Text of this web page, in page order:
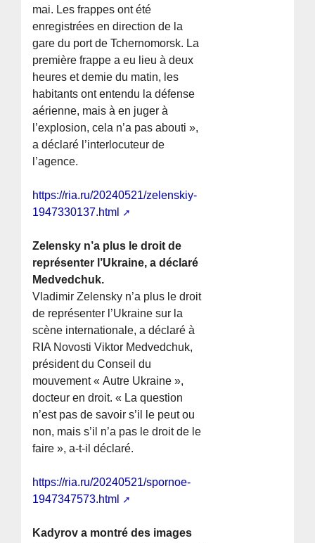
mai. Les frappes ont été
enregistrées en direction de la
gare du port de Tchernomorsk. La
première frappe a eu lieu à deux
heures et demie du matin, les
habitants ont entendu la défense
aérienne, mais à en juger à
l’explosion, cela n’a pas abouti »,
a déclaré l’interlocuteur de
l’agence.
https://ria.ru/20240521/zelenskiy-
1947330137.html
Zelensky n’a plus le droit de
représenter l’Ukraine, a déclaré
Medvedchuk.
Vladimir Zelensky n’a plus le droit
de représenter l’Ukraine sur la
scène internationale, a déclaré à
RIA Novosti Viktor Medvedchuk,
président du Conseil du
mouvement « Autre Ukraine »,
docteur en droit. « La question
n’est pas de savoir s’il le peut ou
non, mais s’il n’a pas le droit de le
faire », a-t-il déclaré.
https://ria.ru/20240521/spornoe-
1947347573.html
Kadyrov a montré des images